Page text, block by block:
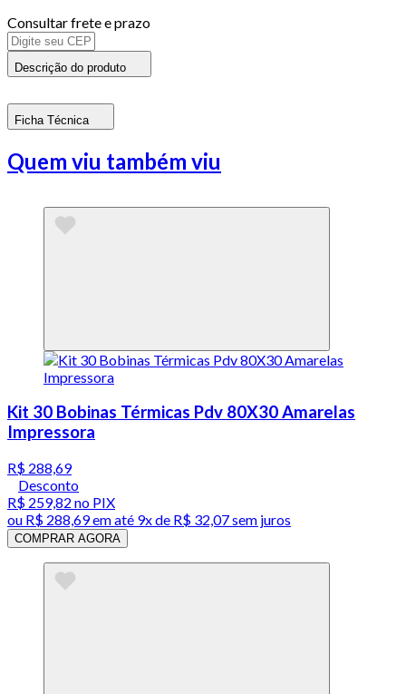
Consultar frete e prazo
Descrição do produto
Ficha Técnica
Quem viu também viu
Kit 30 Bobinas Térmicas Pdv 80X30 Amarelas
Impressora
R$ 288,69
Desconto
R$ 259,82 no PIX
ou R$ 288,69em até 9x de R$ 32,07 sem juros
COMPRAR AGORA